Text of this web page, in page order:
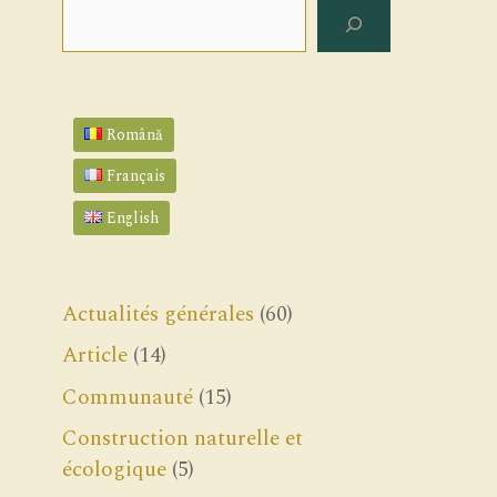
Română
Français
English
Actualités générales (60)
Article (14)
Communauté (15)
Construction naturelle et
écologique (5)